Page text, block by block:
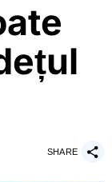
SHARE